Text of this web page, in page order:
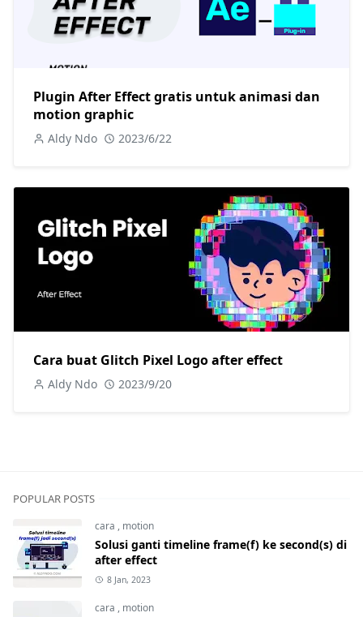
Plugin After Effect gratis untuk animasi dan
motion graphic
Aldy Ndo 2023/6/22
Cara buat Glitch Pixel Logo after effect
Aldy Ndo 2023/9/20
POPULAR POSTS
cara , motion
Solusi ganti timeline frame(f) ke second(s) di
after effect
8 Jan, 2023
cara , motion